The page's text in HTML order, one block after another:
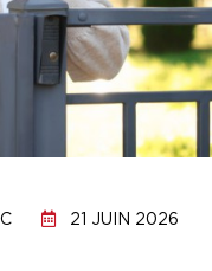
21 JUIN 2026